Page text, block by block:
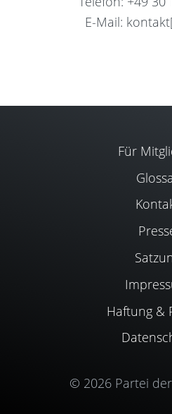
E-Mail:
Für
Haftung &
© 2026 Partei